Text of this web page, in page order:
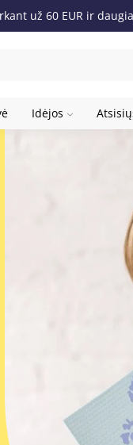
už 60 EUR ir
Idėjos